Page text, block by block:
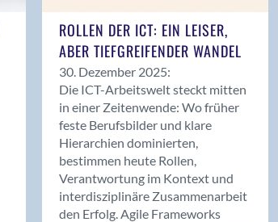
Balzers
Bassersdorf
Benken (SG)
Bergdietikon
Bern - Liebefeld
ROLLEN DER ICT: EIN LEISER,
ABER TIEFGREIFENDER WANDEL
30. Dezember 2025:
Die ICT-Arbeitswelt steckt mitten
in einer Zeitenwende: Wo früher
feste Berufsbilder und klare
Hierarchien dominierten,
bestimmen heute Rollen,
Verantwortung im Kontext und
interdisziplinäre Zusammenarbeit
den Erfolg. Agile Frameworks